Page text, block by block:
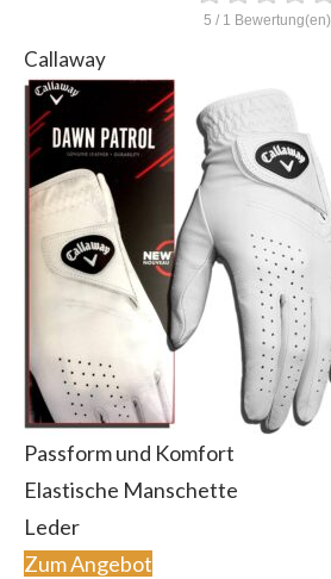
5 / 1 Bewertung(en)
Callaway
Passform und Komfort
Elastische Manschette
‎Leder
Zum Angebot